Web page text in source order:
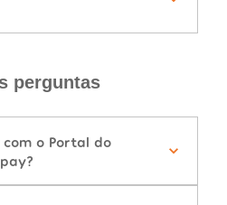
perguntas
o Portal do